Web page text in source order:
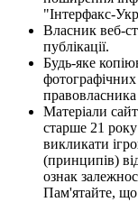
"Інтерфакс-
Власник веб-
публікації.
Будь-яке
фотографічних
Матеріали
старше 21
викликати
(принципів)
ознак
Пам'ятайте, що